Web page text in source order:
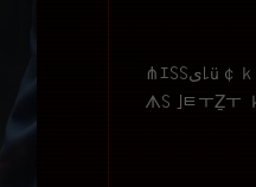
⋔ｴ꒚꒚ﻯ꒒ü￠ｋￓﾼ ꒳ﾼ꒒ￓ ꎧﾼቄ ꒯ﾼｴℕ ﻯ꒒
ᗑ꒚ ｣ﾼￓẔￓ